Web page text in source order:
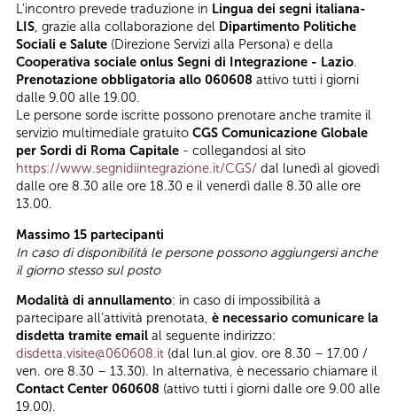
L'incontro prevede traduzione in Lingua dei segni italiana-
LIS, grazie alla collaborazione del Dipartimento Politiche
Sociali e Salute (Direzione Servizi alla Persona) e della
Cooperativa sociale onlus Segni di Integrazione - Lazio.
Prenotazione obbligatoria allo 060608 attivo tutti i giorni
dalle 9.00 alle 19.00.
Le persone sorde iscritte possono prenotare anche tramite il
servizio multimediale gratuito CGS Comunicazione Globale
per Sordi di Roma Capitale - collegandosi al sito
https://www.segnidiintegrazione.it/CGS/ dal lunedì al giovedì
dalle ore 8.30 alle ore 18.30 e il venerdì dalle 8.30 alle ore
13.00.
Massimo 15 partecipanti
In caso di disponibilità le persone possono aggiungersi anche
il giorno stesso sul posto
Modalità di annullamento: in caso di impossibilità a
partecipare all’attività prenotata, è necessario comunicare la
disdetta tramite email al seguente indirizzo:
disdetta.visite@060608.it (dal lun.al giov. ore 8.30 – 17.00 /
ven. ore 8.30 – 13.30). In alternativa, è necessario chiamare il
Contact Center 060608 (attivo tutti i giorni dalle ore 9.00 alle
19.00).